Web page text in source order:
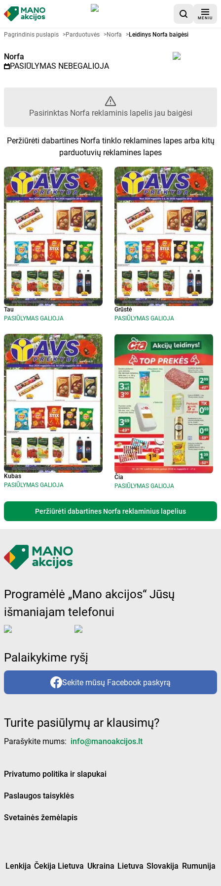
MENIU
Akcijų lapelis Norfa -
Pagrindinis puslapis >Parduotuvės >Norfa >Leidinys Norfa baigėsi
Norfa
PASIŪLYMAS NEBEGALIOJA
Pasirinktas Norfa reklaminis lapelis jau baigėsi
Peržiūrėti dabartines Norfa tinklo reklamines lapes arba kitų
parduotuvių reklamines lapes
Tau
PASIŪLYMAS GALIOJA
Kubas
PASIŪLYMAS GALIOJA
Grūstė
PASIŪLYMAS GALIOJA
Čia
PASIŪLYMAS GALIOJA
Peržiūrėti dabartines Norfa reklaminius lapelius
Programėlė „Mano akcijos“ Jūsų
išmaniajam telefonui
Palaikykime ryšį
Sekite mūsų Facebook paskyrą
Turite pasiūlymų ar klausimų?
Parašykite mums: info@manoakcijos.lt
Privatumo politika ir slapukai
Paslaugos taisyklės
Svetainės žemėlapis
Lenkija Čekija Lietuva Ukraina Lietuva Slovakija Rumunija